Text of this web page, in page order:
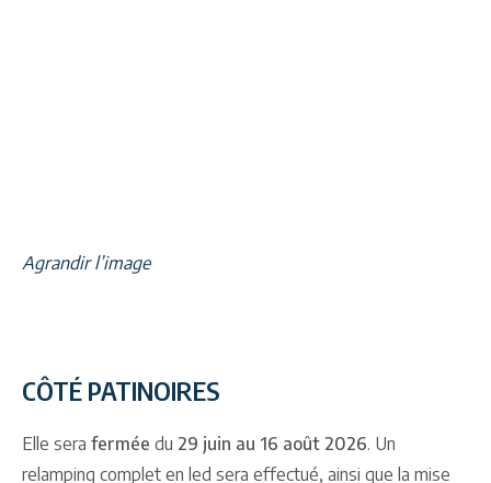
Agrandir l’image
CÔTÉ PATINOIRES
Elle sera fermée du 29 juin au 16 août 2026. Un
relamping complet en led sera effectué, ainsi que la mise